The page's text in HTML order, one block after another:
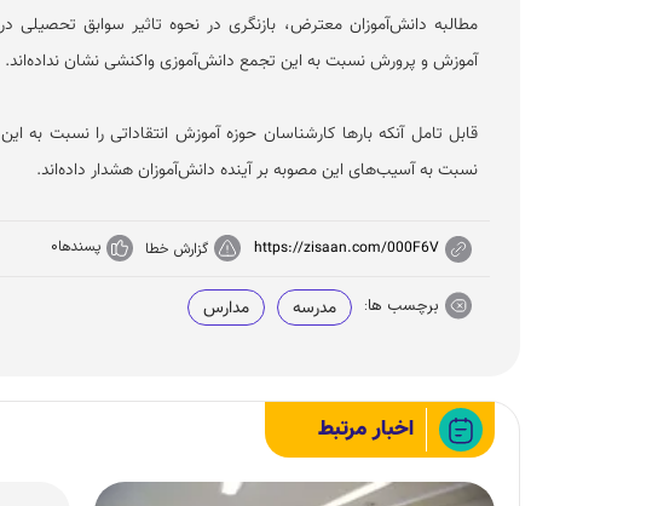
مطالبه دانش‌آموزان معترض، بازنگری در نحوه تاثیر سوابق تحصیلی
آموزش و پرورش نسبت به این تجمع دانش‌آموزی واکنشی نشان نداده‌اند.
قابل تامل آنکه بار‌ها کارشناسان حوزه آموزش انتقاداتی را نسبت به
نسبت به آسیب‌های این مصوبه بر آینده دانش‌آموزان هشدار داده‌اند.
https://zisaan.com/000F6V گزارش خطا پسندها0
برچسب ها: مدرسه مدارس
اخبار مرتبط